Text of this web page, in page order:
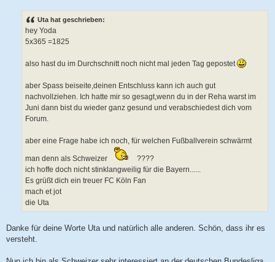
Uta hat geschrieben:
hey Yoda
5x365 =1825
also hast du im Durchschnitt noch nicht mal jeden Tag gepostet
aber Spass beiseite,deinen Entschluss kann ich auch gut
nachvollziehen. Ich hatte mir so gesagt,wenn du in der Reha warst im
Juni dann bist du wieder ganz gesund und verabschiedest dich vom
Forum.
aber eine Frage habe ich noch, für welchen Fußballverein schwärmt
man denn als Schweizer
????
ich hoffe doch nicht stinklangweilig für die Bayern......
Es grüßt dich ein treuer FC Köln Fan
mach et jot
die Uta
Danke für deine Worte Uta und natürlich alle anderen. Schön, dass ihr es
versteht.